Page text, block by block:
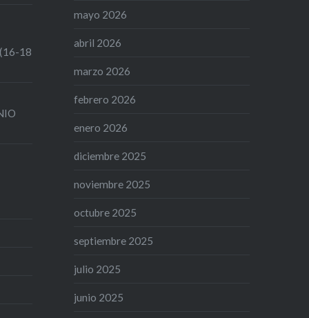
18
mayo 2026
abril 2026
marzo 2026
febrero 2026
enero 2026
diciembre 2025
noviembre 2025
octubre 2025
septiembre 2025
julio 2025
junio 2025